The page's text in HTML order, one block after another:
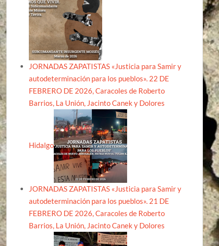
JORNADAS ZAPATISTAS «Justicia para Samir y
autodeterminación para los pueblos». 22 DE
FEBRERO DE 2026, Caracoles de Roberto
Barrios, La Unión, Jacinto Canek y Dolores
Hidalgo
JORNADAS ZAPATISTAS «Justicia para Samir y
autodeterminación para los pueblos». 21 DE
FEBRERO DE 2026, Caracoles de Roberto
Barrios, La Unión, Jacinto Canek y Dolores